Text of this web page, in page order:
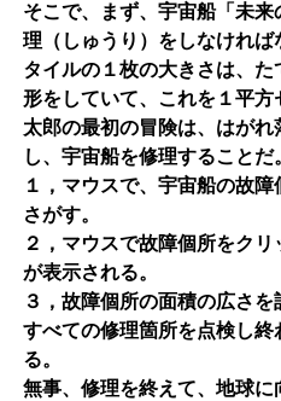
そこで、まず、宇宙船「未
理（しゅうり）をしなければ
タイルの１枚の大きさは、
形をしていて、これを１平方
太郎の最初の冒険は、はが
し、宇宙船を修理することだ
１，マウスで、宇宙船の故
さがす。
２，マウスで故障個所をク
が表示される。
３，故障個所の面積の広さを
すべての修理箇所を点検し終
る。
無事、修理を終えて、地球に